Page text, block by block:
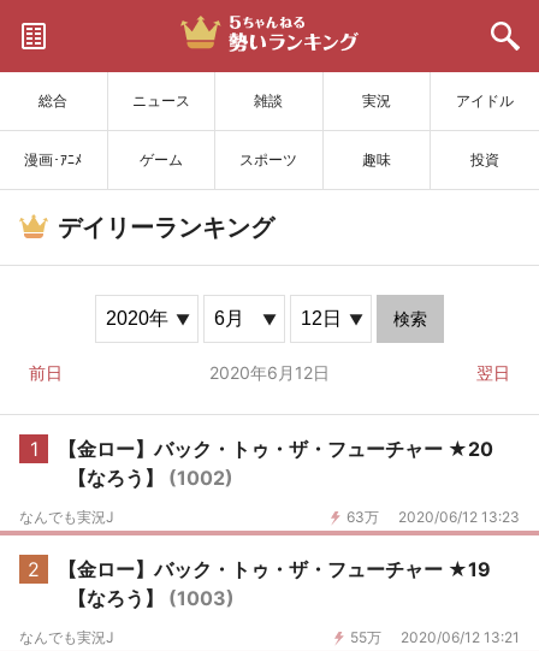
総合 ニュース 雑談 実況 アイドル
漫画･ｱﾆﾒ ゲーム スポーツ 趣味 投資
サイトを更新
デイリーランキング
検索
前日 2020年6月12日 翌日
1
【金ロー】バック・トゥ・ザ・フューチャー ★20
【なろう】 (1002)
63万 2020/06/12 13:23
なんでも実況J
2
【金ロー】バック・トゥ・ザ・フューチャー ★19
【なろう】 (1003)
55万 2020/06/12 13:21
なんでも実況J